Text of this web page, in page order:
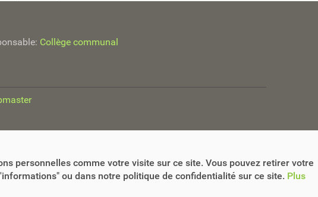
Collège communal
personnelles comme votre visite sur ce site. Vous pouvez retirer votre
ou dans notre politique de confidentialité sur ce site. Plus